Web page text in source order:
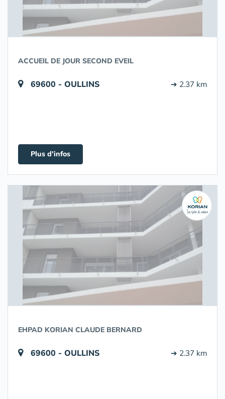
ACCUEIL DE JOUR SECOND EVEIL
69600 - OULLINS ➔ 2.37 km
Plus d'infos
EHPAD KORIAN CLAUDE BERNARD
69600 - OULLINS ➔ 2.37 km